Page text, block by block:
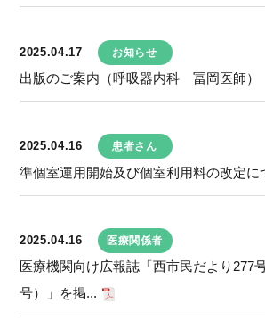
2025.04.17 お知らせ
出版のご案内（呼吸器内科 冨岡医師）
2025.04.16 患者さん
準個室運用開始及び個室利用料の改定に
2025.04.16 医療関係者
医療機関向け広報誌「西市民だより277
号）」を掲...